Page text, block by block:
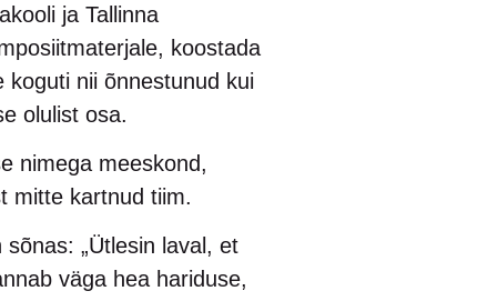
ja Tallinna
koostada
nii õnnestunud kui
olulist osa.
nimega meeskond,
mitte kartnud tiim.
„Ütlesin laval, et
väga hea hariduse,